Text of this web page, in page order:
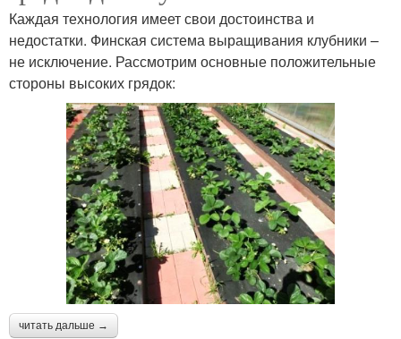
Каждая технология имеет свои достоинства и
недостатки. Финская система выращивания клубники –
не исключение. Рассмотрим основные положительные
стороны высоких грядок:
читать дальше →